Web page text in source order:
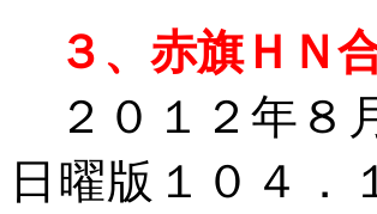
３、赤旗ＨＮ
２０１２年８
日曜版１０４．